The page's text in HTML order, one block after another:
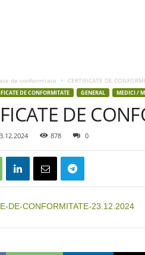
de conformitate CERTIFICATE DE
DE CONFORMITATE GENERAL MEDICI /
DE
878 0
DE-CONFORMITATE-23.12.2024